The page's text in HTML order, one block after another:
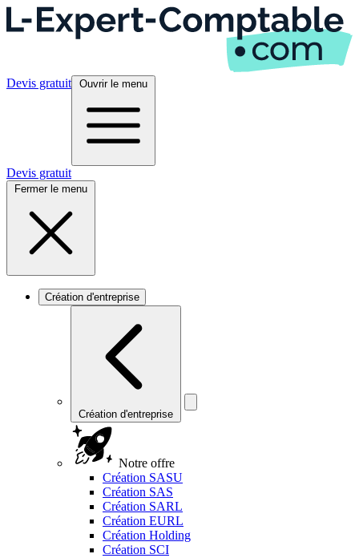
Devis gratuit Ouvrir le menu
Devis gratuit
Fermer le menu
Création d'entreprise
Création d'entreprise
Notre offre
Création SASU
Création SAS
Création SARL
Création EURL
Création Holding
Création SCI